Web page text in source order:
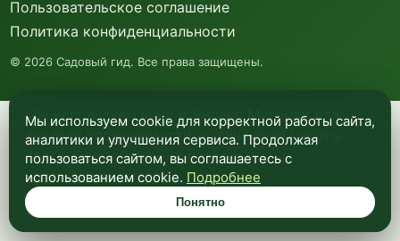
Мы используем куки и Яндекс Метрику для
анализа посещаемости и улучшения работы
сайта. Подробнее —в политике
конфиденциальности.
Понятно
Пользовательское соглашение
Политика конфиденциальности
© 2026 Садовый гид. Все права защищены.
Мы используем cookie для корректной работы сайта,
аналитики и улучшения сервиса. Продолжая
пользоваться сайтом, вы соглашаетесь с
использованием cookie. Подробнее
Понятно